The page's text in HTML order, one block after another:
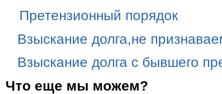
Претензионный порядок
Взыскание долга,не
Взыскание долга с бывшего
Что еще мы можем?